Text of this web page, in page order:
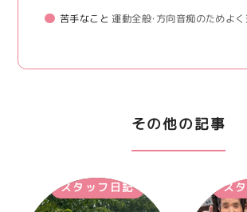
苦手なこと 運動全般・方向音痴のためよ
その他の記事
スタッフ日記 ス